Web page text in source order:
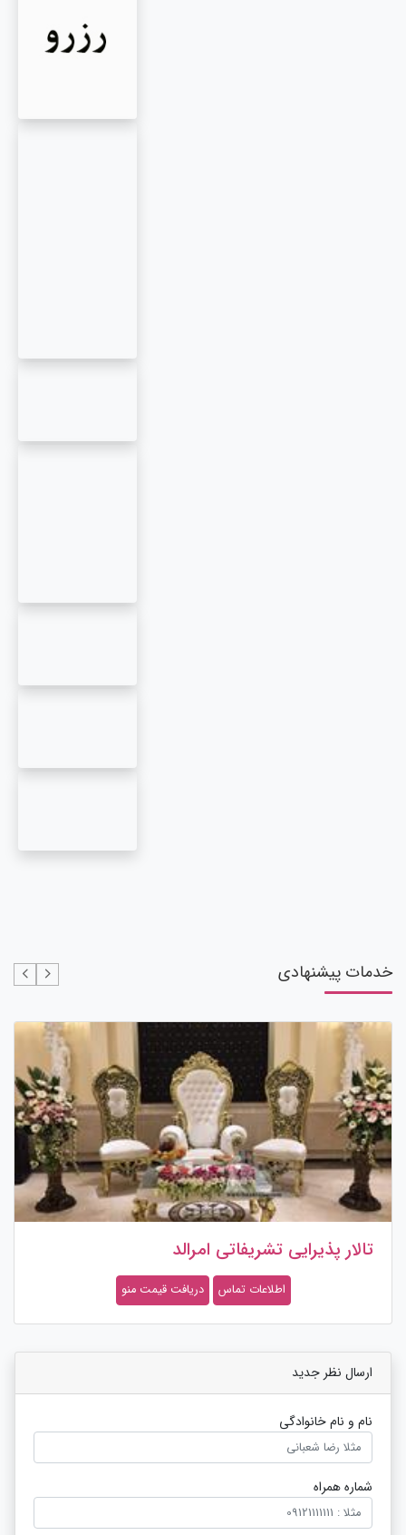
خدمات پیشنهادی
تالار پذیرایی تشریفاتی امرالد
اطلاعات تماس دریافت قیمت منو
ارسال نظر جدید
نام و نام خانوادگی
شماره همراه